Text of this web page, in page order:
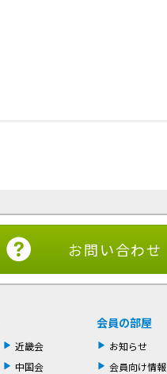
お問い合わせ
近畿会
中国会
会員の部屋
お知らせ
会員向け情報